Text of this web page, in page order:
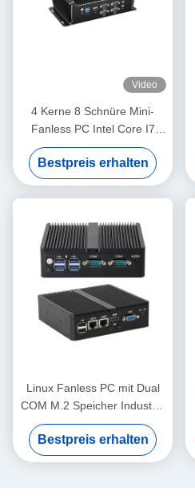
Video
4 Kerne 8 Schnüre Mini-
Fanless PC Intel Core I7
1195G7 mit Dual LAN 6COM
DDR4
Bestpreis erhalten
Linux Fanless PC mit Dual
COM M.2 Speicher Industrie
Intel J6412 Mini PC
Bestpreis erhalten